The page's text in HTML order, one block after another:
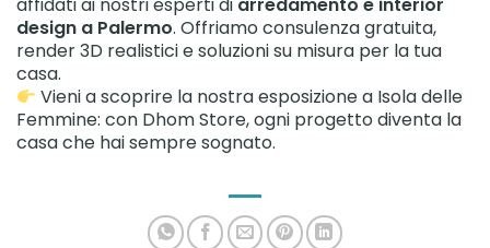
affidati ai nostri esperti di arredamento e interior
design a Palermo. Offriamo consulenza gratuita,
render 3D realistici e soluzioni su misura per la tua
casa.
Vieni a scoprire la nostra esposizione a Isola delle
Femmine: con Dhom Store, ogni progetto diventa la
casa che hai sempre sognato.